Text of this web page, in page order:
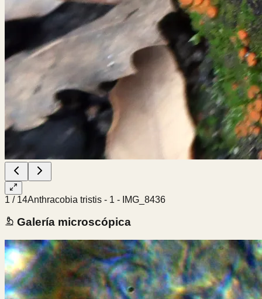
1 / 14Anthracobia tristis - 1 - IMG_8436
Galería microscópica